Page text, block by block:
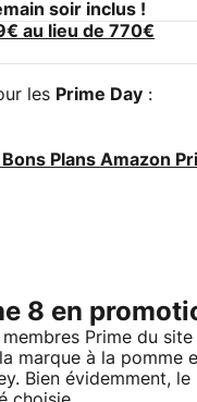
soir inclus !
au lieu de 770€
les Prime Day :
Plans Amazon
8 en
Prime du
marque à la
Bien évidemment,